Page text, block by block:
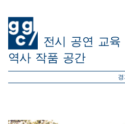
전시 공연 교육
역사 작품 공간
ggc/